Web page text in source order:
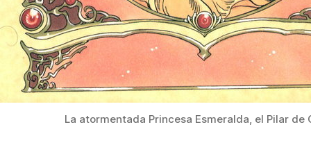
La atormentada Princesa Esmeralda, el Pilar de